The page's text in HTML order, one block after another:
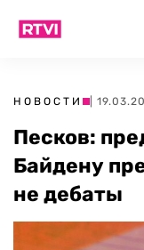
НОВОСТИ |
Песков:
Байдену
не дебаты